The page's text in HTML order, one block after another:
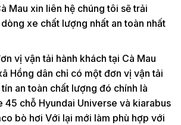
Mau xin liên hệ chúng tôi sẽ trải
xe chất lượng nhất an toàn nhất
vị vận tải hành khách tại Cà Mau
Hồng dân chỉ có một đơn vị vận tải
an toàn chất lượng đó chính là
45 chỗ Hyundai Universe và kiarabus
bò hơi Với lại mới làm phù hợp với